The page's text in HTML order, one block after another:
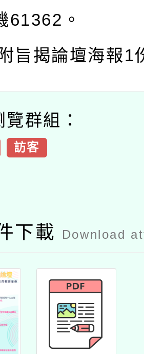
61362 。
旨揭論壇海報1
群組：
訪客
下載 Download